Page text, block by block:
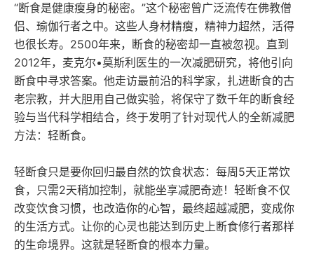
“断食是健康瘦身的秘密。”这个秘密曾广泛流传在佛教僧
侣、瑜伽行者之中。这些人身材精瘦，精神力超然，活得
也很长寿。2500年来，断食的秘密却一直被忽视。直到
2012年，麦克尔•莫斯利医生的一次减肥研究，将他引向
断食中寻求答案。他走访最前沿的科学家，扎进断食的古
老宗教，并大胆用自己做实验，将保守了数千年的断食经
验与当代科学相结合，终于发明了针对现代人的全新减肥
方法：轻断食。
轻断食只是要你回归最自然的饮食状态：每周5天正常饮
食，只需2天稍加控制，就能坐享减肥奇迹！轻断食不仅
改变饮食习惯，也改造你的心智，最终超越减肥，变成你
的生活方式。让你的心灵也能达到历史上断食修行者那样
的生命境界。这就是轻断食的根本力量。